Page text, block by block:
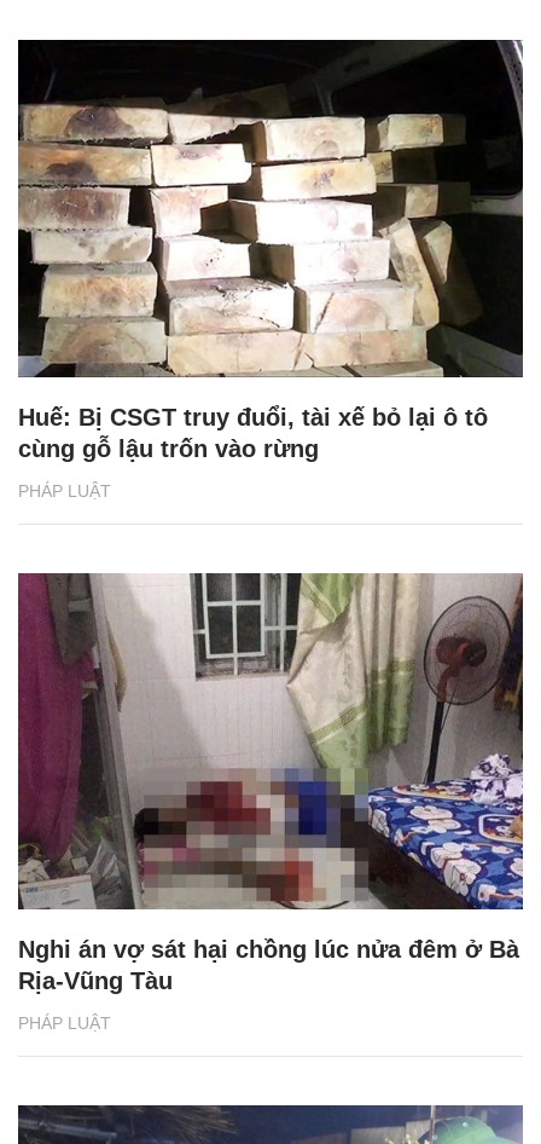
PHÁP LUẬT
Huế: Bị CSGT truy đuổi, tài xế bỏ lại ô tô
cùng gỗ lậu trốn vào rừng
PHÁP LUẬT
Nghi án vợ sát hại chồng lúc nửa đêm ở Bà
Rịa-Vũng Tàu